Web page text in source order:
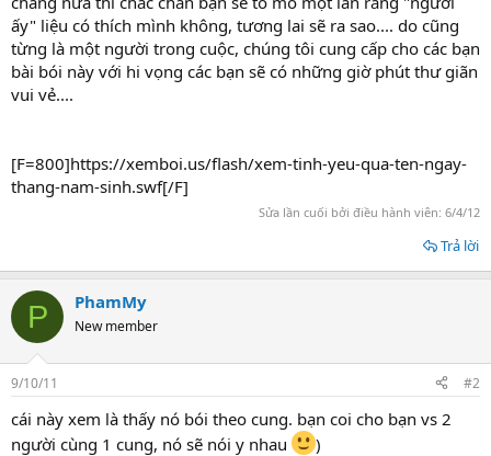
ấy" liệu có thích mình không, tương lai sẽ ra sao.... do cũng
từng là một người trong cuộc, chúng tôi cung cấp cho các bạn
bài bói này với hi vọng các bạn sẽ có những giờ phút thư giãn
vui vẻ....
[F=800]https://xemboi.us/flash/xem-tinh-yeu-qua-ten-ngay-
thang-nam-sinh.swf[/F]
Sửa lần cuối bởi điều hành viên: 6/4/12
Trả lời
P PhamMy
New member
9/10/11 #2
cái này xem là thấy nó bói theo cung. bạn coi cho bạn vs 2
người cùng 1 cung, nó sẽ nói y nhau
)